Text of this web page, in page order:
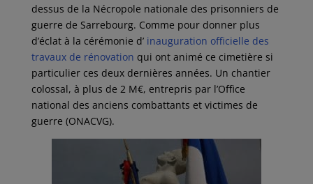
dessus de la Nécropole nationale des prisonniers de
guerre de Sarrebourg. Comme pour donner plus
d’éclat à la cérémonie d’ inauguration officielle des
travaux de rénovation qui ont animé ce cimetière si
particulier ces deux dernières années. Un chantier
colossal, à plus de 2 M€, entrepris par l’Office
national des anciens combattants et victimes de
guerre (ONACVG).